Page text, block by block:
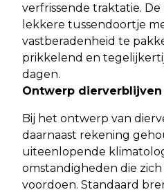
verfrissende traktatie.
lekkere tussendoortje
vastberadenheid te
prikkelend en
dagen.
Ontwerp dierverblijven
Bij het ontwerp van
daarnaast rekening
uiteenlopende
omstandigheden die
voordoen. Standaard